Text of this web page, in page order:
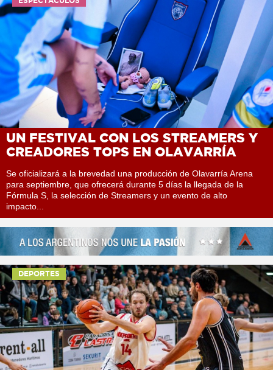
UN FESTIVAL CON LOS STREAMERS Y
CREADORES TOPS EN OLAVARRÍA
Se oficializará a la brevedad una producción de Olavarría Arena
para septiembre, que ofrecerá durante 5 días la llegada de la
Fórmula S, la selección de Streamers y un evento de alto
impacto...
DEPORTES